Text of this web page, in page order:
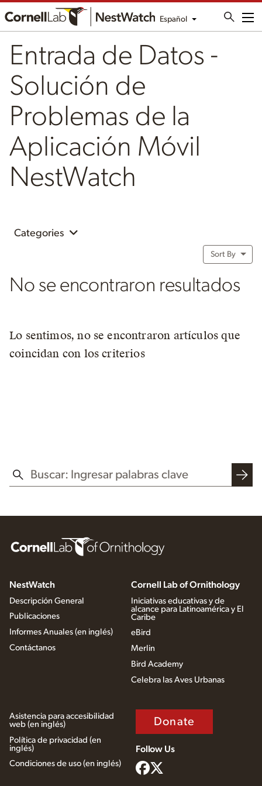
Español
Entrada de Datos -
Solución de
Problemas de la
Aplicación Móvil
NestWatch
Categories
Sort By
No se encontraron resultados
Lo sentimos, no se encontraron artículos que
coincidan con los criterios
BUSCAR EN ESTE SITIO WEB
NestWatch
Descripción General
Publicaciones
Informes Anuales (en inglés)
Contáctanos
Cornell Lab of Ornithology
Iniciativas educativas y de
alcance para Latinoamérica y El
Caribe
eBird
Merlin
Bird Academy
Celebra las Aves Urbanas
Asistencia para accesibilidad
web (en inglés)
Política de privacidad (en
inglés)
Condiciones de uso (en inglés)
Donate
Follow Us